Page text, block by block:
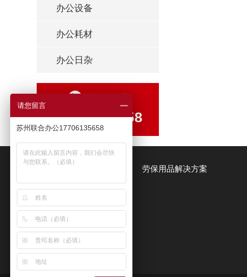
办公设备
办公耗材
办公日杂
17706135658
劳保用品解决方案
请您留言
苏州联合办公17706135658